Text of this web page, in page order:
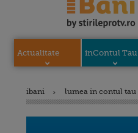
Actualitate inContul Tau
ibani lumea in contul tau